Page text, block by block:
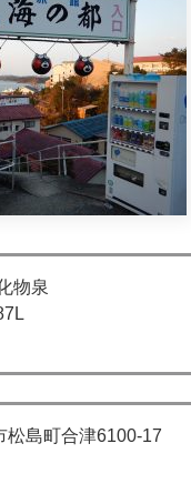
物泉
松島町合津6100-17